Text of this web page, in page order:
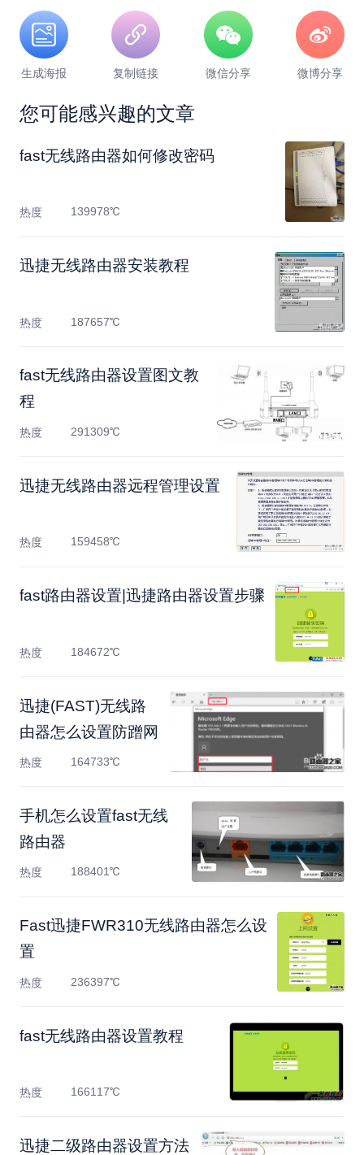
生成海报 复制链接 微信分享 微博分享
您可能感兴趣的文章
fast无线路由器如何修改密码
热度 139978℃
迅捷无线路由器安装教程
热度 187657℃
fast无线路由器设置图文教
程
热度 291309℃
迅捷无线路由器远程管理设置
热度 159458℃
fast路由器设置|迅捷路由器设置步骤
热度 184672℃
迅捷(FAST)无线路
由器怎么设置防蹭网
热度 164733℃
手机怎么设置fast无线
路由器
热度 188401℃
Fast迅捷FWR310无线路由器怎么设
置
热度 236397℃
fast无线路由器设置教程
热度 166117℃
迅捷二级路由器设置方法